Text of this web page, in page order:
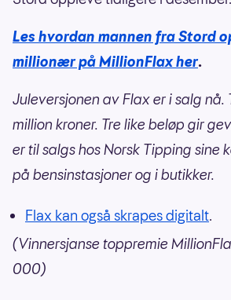
Les hvordan mannen fra Stord
millionær på MillionFlax her.
Juleversjonen av Flax er i salg nå.
million kroner. Tre like beløp gir
er til salgs hos Norsk Tipping sine
på bensinstasjoner og i butikker.
Flax kan også skrapes digitalt.
(Vinnersjanse toppremie
000)